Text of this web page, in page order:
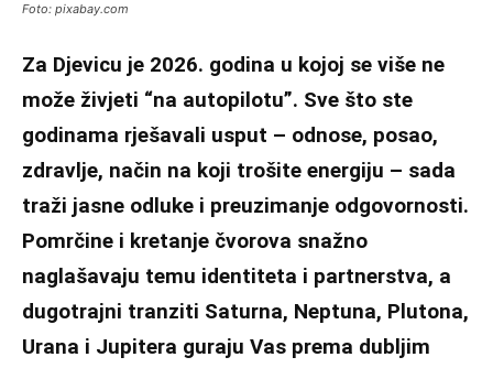
Foto: pixabay.com
Za Djevicu je 2026. godina u kojoj se više ne
može živjeti “na autopilotu”. Sve što ste
godinama rješavali usput – odnose, posao,
zdravlje, način na koji trošite energiju – sada
traži jasne odluke i preuzimanje odgovornosti.
Pomrčine i kretanje čvorova snažno
naglašavaju temu identiteta i partnerstva, a
dugotrajni tranziti Saturna, Neptuna, Plutona,
Urana i Jupitera guraju Vas prema dubljim